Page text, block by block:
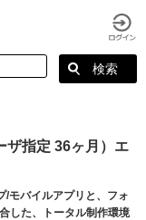
指定 36ヶ月）エ
モバイルアプリと、フォ
した、トータル制作環境